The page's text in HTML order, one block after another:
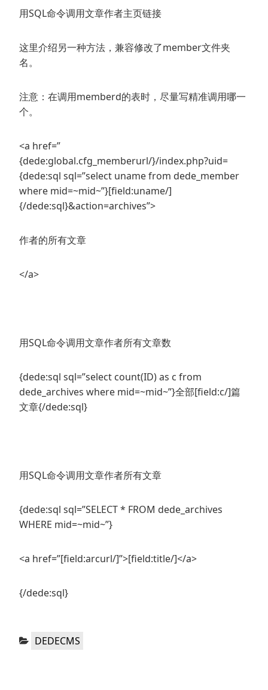
用SQL命令调用文章作者主页链接
这里介绍另一种方法，兼容修改了member文件夹
名。
注意：在调用memberd的表时，尽量写精准调用哪一
个。
<a href=”
{dede:global.cfg_memberurl/}/index.php?uid=
{dede:sql sql=”select uname from dede_member
where mid=~mid~”}[field:uname/]
{/dede:sql}&action=archives”>
作者的所有文章
</a>
用SQL命令调用文章作者所有文章数
{dede:sql sql=”select count(ID) as c from
dede_archives where mid=~mid~”}全部[field:c/]篇
文章{/dede:sql}
用SQL命令调用文章作者所有文章
{dede:sql sql=”SELECT * FROM dede_archives
WHERE mid=~mid~”}
<a href=”[field:arcurl/]”>[field:title/]</a>
{/dede:sql}
分
DEDECMS